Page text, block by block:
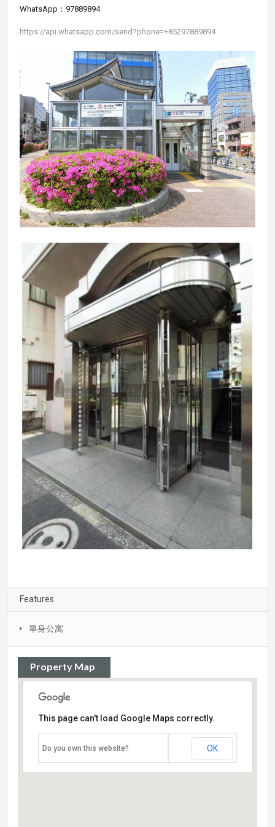
WhatsApp：97889894
https://api.whatsapp.com/send?phone=+85297889894
Features
單身公寓
Property Map
This page can't load Google Maps correctly.
Do you own this website? OK